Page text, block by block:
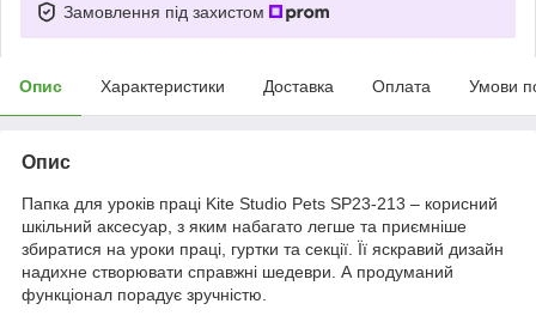
Замовлення під захистом
Опис Характеристики Доставка Оплата Умови
Опис
Папка для уроків праці Kite Studio Pets SP23-213 – корисний
шкільний аксесуар, з яким набагато легше та приємніше
збиратися на уроки праці, гуртки та секції. Її яскравий дизайн
надихне створювати справжні шедеври. А продуманий
функціонал порадує зручністю.